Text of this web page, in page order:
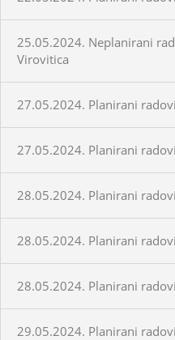
25.05.2024. Neplanirani
Virovitica
27.05.2024. Planirani
27.05.2024. Planirani
28.05.2024. Planirani
28.05.2024. Planirani
28.05.2024. Planirani
29.05.2024. Planirani